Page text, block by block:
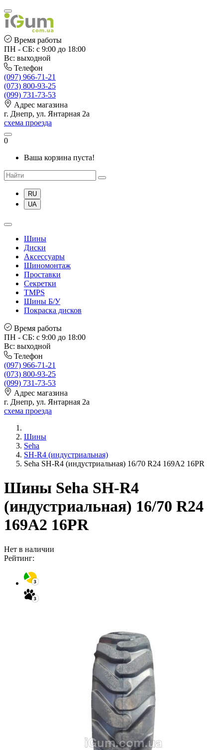
Время работы
ПН - СБ: с 9:00 до 18:00
Вс: выходной
Телефон
(097) 966-71-21
(073) 800-93-25
(099) 731-73-53
Адрес магазина
г. Днепр, ул. Янтарная 2а
схема проезда
0
Ваша корзина пуста!
RU
UA
Шины
Диски
Аксессуары
Шиномонтаж
Проставки
Секретки
TMPS
Шины Б/У
Покраска дисков
Время работы
ПН - СБ: с 9:00 до 18:00
Вс: выходной
Телефон
(097) 966-71-21
(073) 800-93-25
(099) 731-73-53
Адрес магазина
г. Днепр, ул. Янтарная 2а
схема проезда
Шины
Seha
SH-R4 (индустриальная)
Seha SH-R4 (индустриальная) 16/70 R24 169A2 16PR
Шины Seha SH-R4
(индустриальная) 16/70 R24
169A2 16PR
Нет в наличии
Рейтинг: